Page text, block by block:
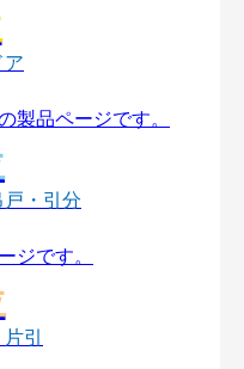
ア
・引分
引